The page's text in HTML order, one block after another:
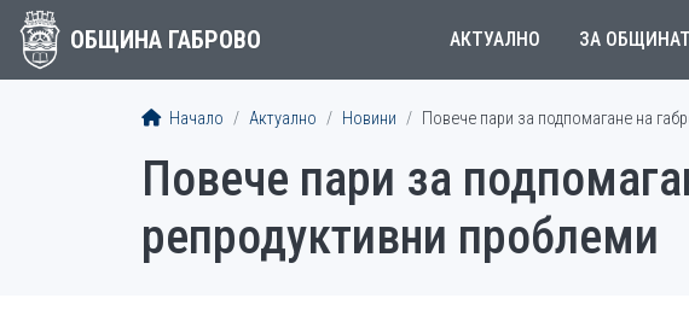
ОБЩИНА ГАБРОВО АКТУАЛНО ЗА
Начало Актуално Новини Повече пари за подпомагане на
Повече пари за
репродуктивни проблеми